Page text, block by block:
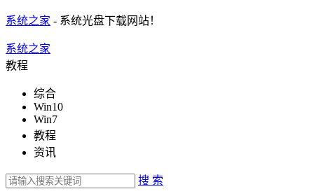
系统之家 - 系统光盘下载网站！
系统之家
教程
综合
Win10
Win7
教程
资讯
搜 索